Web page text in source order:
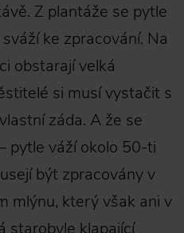
Z plantáže se pytle
ke zpracování. Na
obstarají velká
si musí vystačit s
záda. A že se
pytle váží okolo 50-ti
být zpracovány v
mlýnu, který však ani v
starobyle klapající